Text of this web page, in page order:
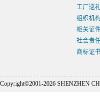
工厂巡
组织机
相关证
社会责
商标证
Copyright©2001-2026 SHENZHEN